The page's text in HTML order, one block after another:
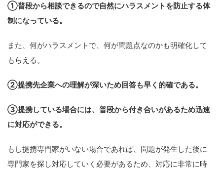
①普段から相談できるので自然にハラスメントを防止する体
制になっている。
また、何がハラスメントで、何が問題点なのかも明確化して
もらえる。
②提携先企業への理解が深いため回答も早く的確である。
③提携している場合には、普段から付き合いがあるため迅速
に対応ができる。
もし提携専門家がいない場合であれば、問題が発生した後に
専門家を探し対応していく必要があるため、対応に非常に時